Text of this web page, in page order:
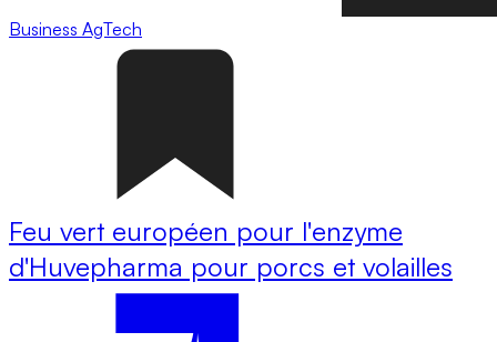
Business AgTech
Feu vert européen pour l'enzyme
d'Huvepharma pour porcs et volailles